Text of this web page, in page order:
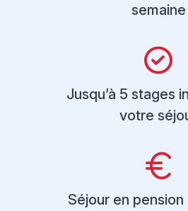
semaine
Jusqu’à 5 stages
votre
Séjour en